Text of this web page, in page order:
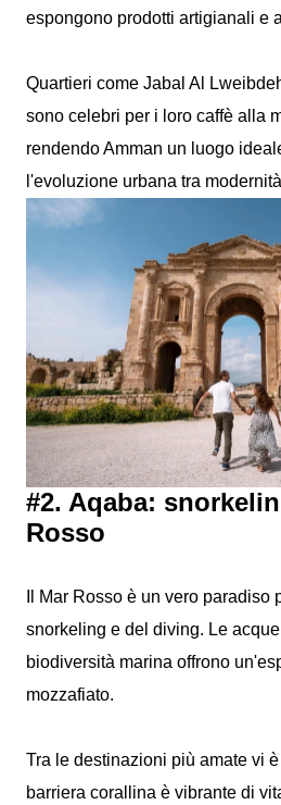
espongono prodotti artigianali e
Quartieri come Jabal Al
sono celebri per i loro caffè alla
rendendo Amman un luogo
l'evoluzione urbana tra
#2. Aqaba:
Rosso
Il Mar Rosso è un vero paradiso
snorkeling e del diving. Le
biodiversità marina offrono
mozzafiato.
Tra le destinazioni più amate vi
barriera corallina è vibrante di